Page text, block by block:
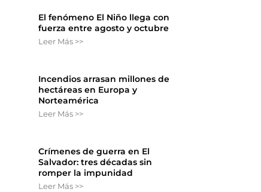
El fenómeno El Niño llega con
fuerza entre agosto y octubre
Leer Más >>
Incendios arrasan millones de
hectáreas en Europa y
Norteamérica
Leer Más >>
Crímenes de guerra en El
Salvador: tres décadas sin
romper la impunidad
Leer Más >>